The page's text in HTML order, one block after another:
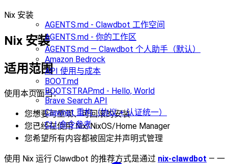
AGENTS.md - Clawdbot 工作空间
AGENTS.md - 你的工作区
AGENTS.md — Clawdbot 个人助手（默认）
Amazon Bedrock
API 使用与成本
BOOT.md
BOOTSTRAP.md - Hello, World
Brave Search API
Clawnet 重构（协议 + 认证统一）
CLI 命令参考
Nix 安装
Nix 安装
适用范围
使用本页面当：
您想要可重现、可回滚的安装
您已经在使用 Nix/NixOS/Home Manager
您希望所有内容都被固定并声明式管理
使用 Nix 运行 Clawdbot 的推荐方式是通过 nix-clawdbot — 一